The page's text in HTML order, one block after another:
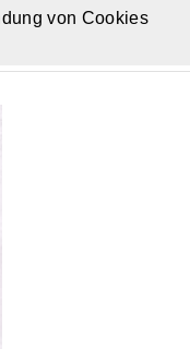
von Cookies